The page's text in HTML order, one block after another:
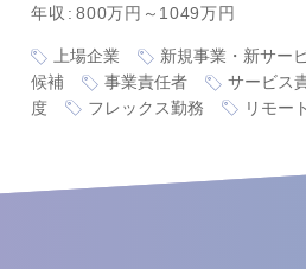
年収 800万円～1049万円
上場企業 新規事業・新サー
候補
事業責任者 サービス
度
フレックス勤務 リモー